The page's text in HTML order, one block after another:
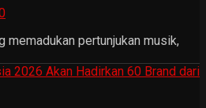
memadukan pertunjukan musik,